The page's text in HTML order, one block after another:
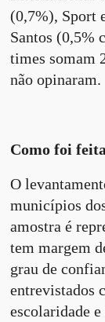
(0,7%), Sport
Santos (0,5%
times somam
não opinaram.
Como foi
O
municípios
amostra é
tem margem
grau de
entrevistados
escolaridade